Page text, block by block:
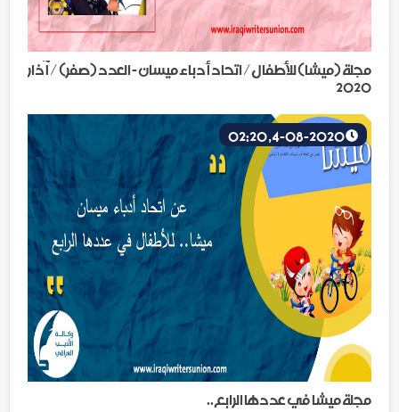
مجلة (ميشا) للأطفال/ اتحاد أدباء ميسان - العدد (صفر) / آذار
2020
مجلة ميشا في عددها الرابع..